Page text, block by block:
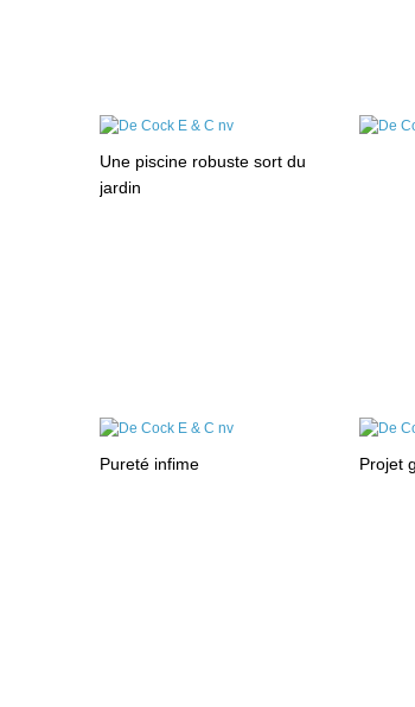
Une piscine robuste sort du
jardin
Pureté infime Projet